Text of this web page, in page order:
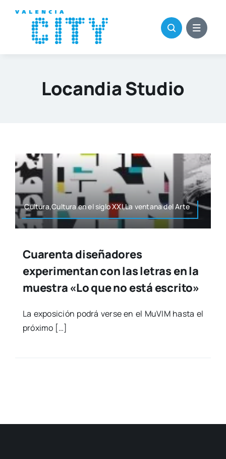
contenido
Locandia Studio
Cultura,Cultura en el siglo XXI,La ven­ta­na del Arte
Cuarenta diseñadores
experimentan con las letras en la
muestra «Lo que no está escrito»
La expo­si­ción podrá ver­se en el MuVIM has­ta el
pró­xi­mo […]